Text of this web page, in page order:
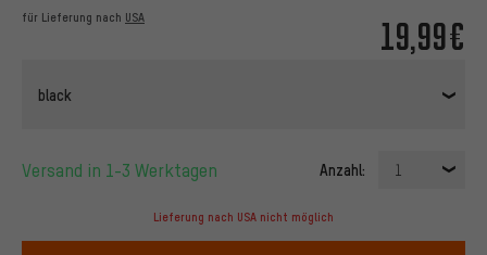
19,99€
für Lieferung nach USA
black
Versand in 1-3 Werktagen Anzahl: 1
Lieferung nach USA nicht möglich